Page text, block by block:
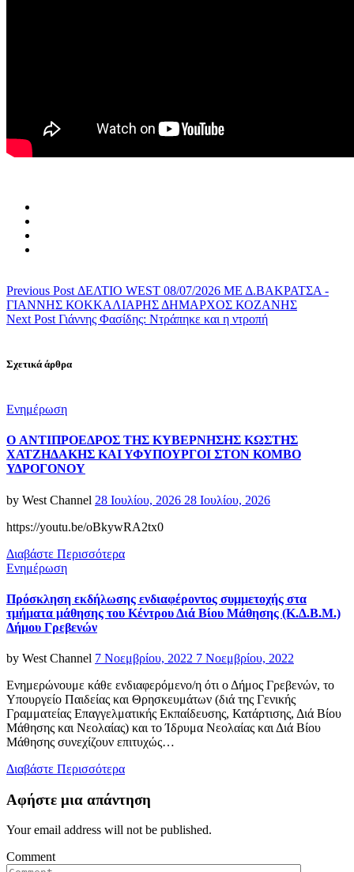
Previous Post ΔΕΛΤΙΟ WEST 08/07/2026 ΜΕ Δ.ΒΑΚΡΑΤΣΑ -
ΓΙΑΝΝΗΣ ΚΟΚΚΑΛΙΑΡΗΣ ΔΗΜΑΡΧΟΣ ΚΟΖΑΝΗΣ
Next Post Γιάννης Φασίδης: Ντράπηκε και η ντροπή
Σχετικά άρθρα
Categories
Ενημέρωση
O ΑΝΤΙΠΡΟΕΔΡΟΣ ΤΗΣ ΚΥΒΕΡΝΗΣΗΣ ΚΩΣΤΗΣ
ΧΑΤΖΗΔΑΚΗΣ ΚΑΙ ΥΦΥΠΟΥΡΓΟΙ ΣΤΟΝ ΚΟΜΒΟ
ΥΔΡΟΓΟΝΟΥ
by West Channel Posted
28 Ιουλίου, 2026 28 Ιουλίου, 2026
https://youtu.be/oBkywRA2tx0
Διαβάστε Περισσότερα
Categories
Ενημέρωση
Πρόσκληση εκδήλωσης ενδιαφέροντος συμμετοχής στα
τμήματα μάθησης του Κέντρου Διά Βίου Μάθησης (Κ.Δ.Β.Μ.)
Δήμου Γρεβενών
by West Channel Posted
7 Νοεμβρίου, 2022 7 Νοεμβρίου, 2022
Ενημερώνουμε κάθε ενδιαφερόμενο/η ότι ο Δήμος Γρεβενών, το
Υπουργείο Παιδείας και Θρησκευμάτων (διά της Γενικής
Γραμματείας Επαγγελματικής Εκπαίδευσης, Κατάρτισης, Διά Βίου
Μάθησης και Νεολαίας) και το Ίδρυμα Νεολαίας και Διά Βίου
Μάθησης συνεχίζουν επιτυχώς…
Διαβάστε Περισσότερα
Αφήστε μια απάντηση
Your email address will not be published.
Comment